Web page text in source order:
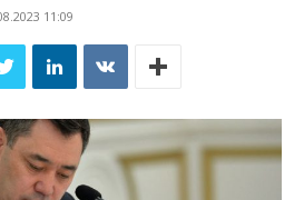
11:09